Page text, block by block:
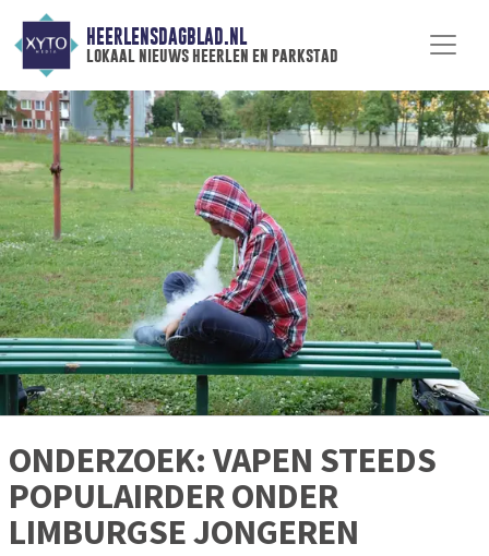
HEERLENSDAGBLAD.NL
lokaal nieuws heerlen en parkstad
ONDERZOEK: VAPEN STEEDS
POPULAIRDER ONDER
LIMBURGSE JONGEREN